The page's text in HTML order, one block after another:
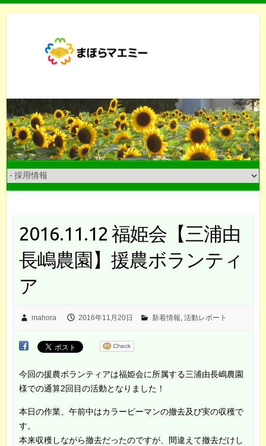
2016.11.12 福姫会【三浦由
長嶋農園】援農ボランティ
ア
mahora 2016年11月20日 新着情報, 活動レポート
今回の援農ボランティアは福姫会に所属する三浦由長嶋農園
様での通算2回目の活動となりました！
本日の作業、午前中はカラーピーマンの撤去及び実の収穫で
す。
本来収穫しながら撤去だったのですが、間違えて撤去だけし